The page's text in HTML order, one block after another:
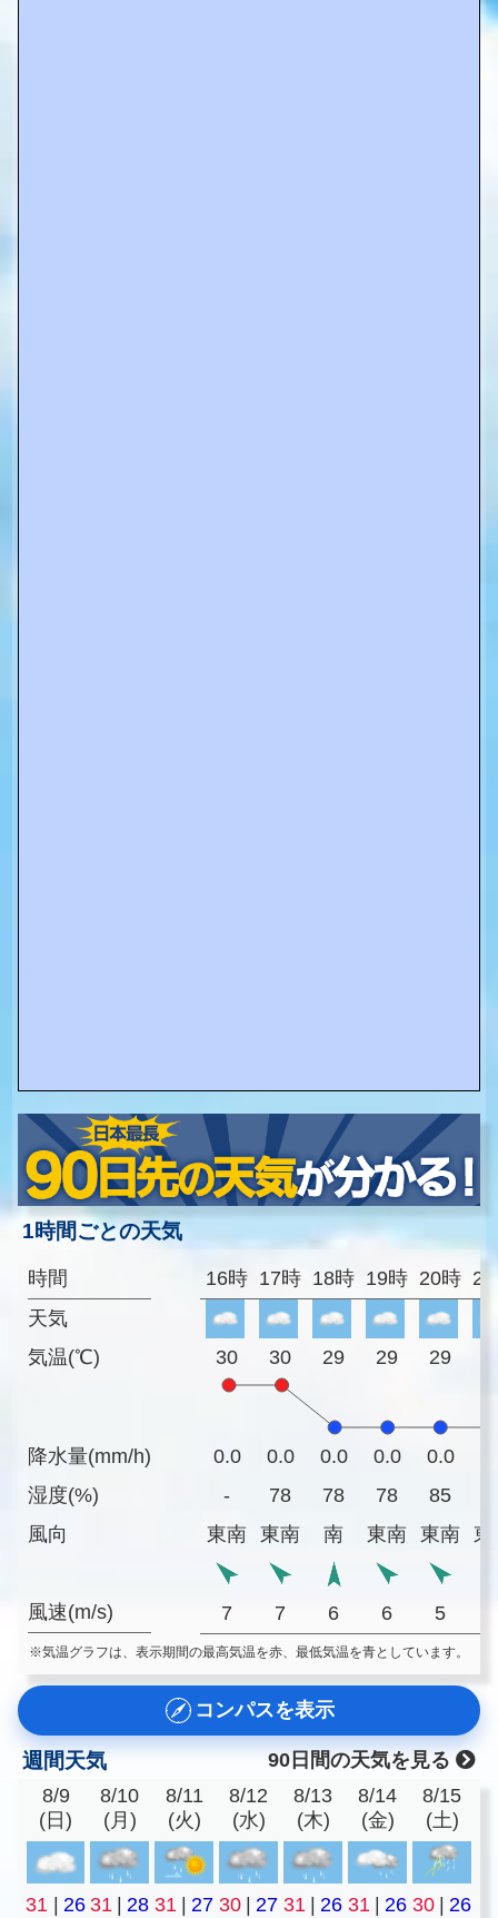
1時間ごとの天気
時間
天気
気温(℃)
降水量(mm/h)
湿度(%)
風向
風速(m/s)
16時 17時 18時 19時 20時
30 30 29 29 29
0.0 0.0 0.0 0.0 0.0
-
78 78 78 85
東南
東南 南 東南 東南 東
7 7 6 6 5
※気温グラフは、表示期間の最高気温を赤、最低気温を青としています。
コンパスを表示
週間天気
90日間の天気を見る
8/9
(日)
8/10
(月)
8/11
(火)
8/12
(水)
8/13
(木)
8/14
(金)
8/15
(土)
31 | 26 31 | 28 31 | 27 30 | 27 31 | 26 31 | 26 30 | 26